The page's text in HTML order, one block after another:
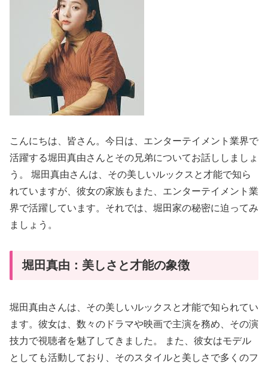
こんにちは、皆さん。今日は、エンターテイメント業界で
活躍する堀田真由さんとその兄弟についてお話ししましょ
う。 堀田真由さんは、その美しいルックスと才能で知ら
れていますが、彼女の家族もまた、エンターテイメント業
界で活躍しています。それでは、堀田家の秘密に迫ってみ
ましょう。
堀田真由：美しさと才能の象徴
堀田真由さんは、その美しいルックスと才能で知られてい
ます。彼女は、数々のドラマや映画で主演を務め、その演
技力で視聴者を魅了してきました。 また、彼女はモデル
としても活動しており、そのスタイルと美しさで多くのフ